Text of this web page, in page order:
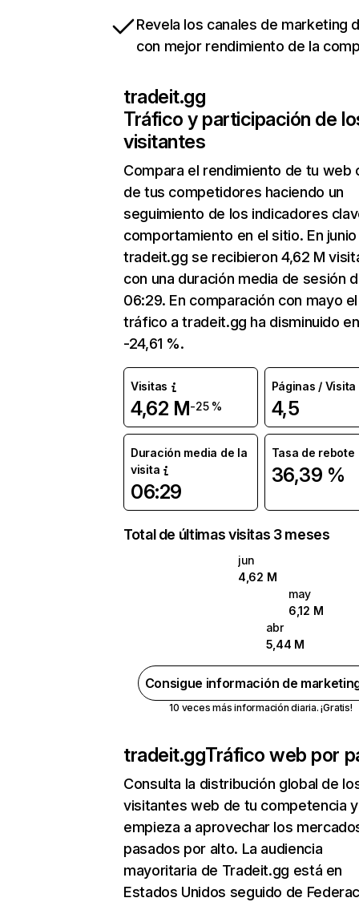
Revela los canales de marketing
con mejor rendimiento de la
tradeit.gg
Tráfico y participación de
visitantes
Compara el rendimiento de tu web
de tus competidores haciendo un
seguimiento de los indicadores
comportamiento en el sitio. En junio
tradeit.gg se recibieron 4,62 M
con una duración media de sesión
06:29. En comparación con mayo el
tráfico a tradeit.gg ha disminuido en
-24,61 %.
Visitas
4,62 M-25 %
Páginas / Visita
4,5
Duración media de la
visita
06:29
Tasa de rebote
36,39 %
Total de últimas visitas 3 meses
jun
4,62 M
may
6,12 M
abr
5,44 M
Consigue información de
10 veces más información diaria. ¡Gratis!
tradeit.ggTráfico web por
Consulta la distribución global de
visitantes web de tu competencia y
empieza a aprovechar los
pasados por alto. La audiencia
mayoritaria de Tradeit.gg está en
Estados Unidos seguido de